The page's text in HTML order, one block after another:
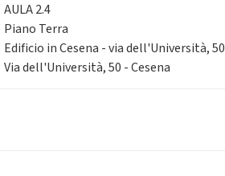
AULA 2.4
Piano Terra
Edificio in Cesena - via dell'Università, 50
Via dell'Università, 50 - Cesena